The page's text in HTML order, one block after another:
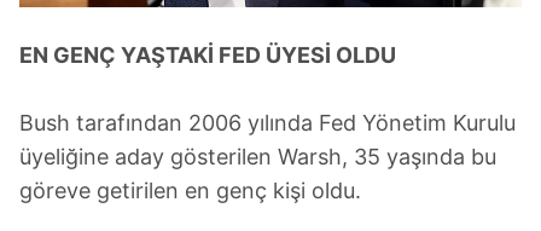
EN GENÇ YAŞTAKİ FED ÜYESİ OLDU
Bush tarafından 2006 yılında Fed Yönetim Kurulu
üyeliğine aday gösterilen Warsh, 35 yaşında bu
göreve getirilen en genç kişi oldu.